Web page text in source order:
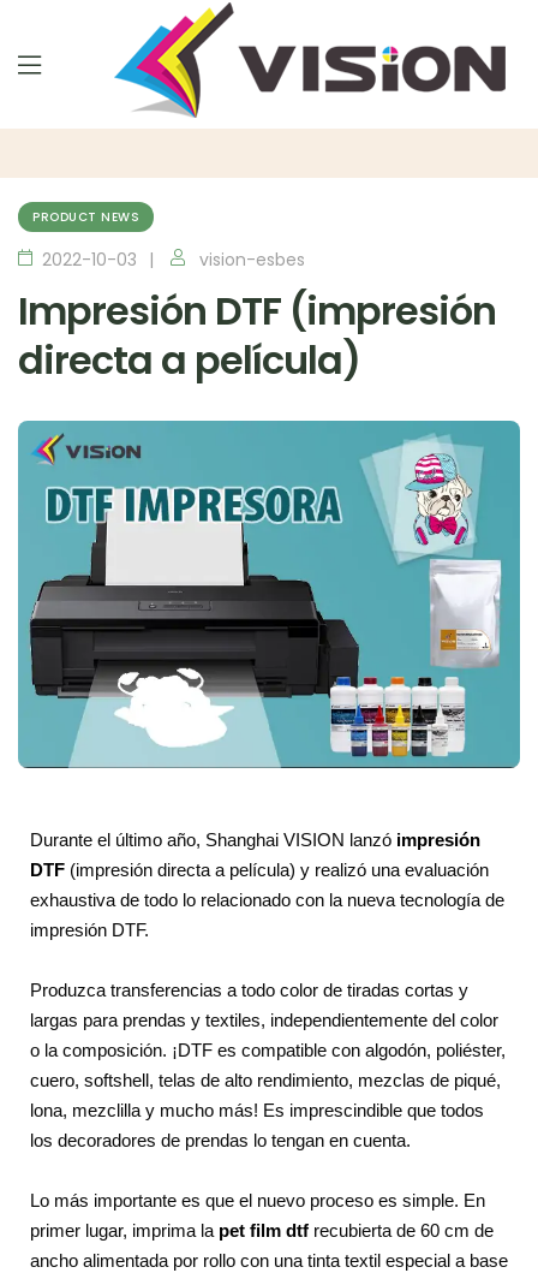
PRODUCT NEWS
2022-10-03 vision-esbes
Impresión DTF (impresión
directa a película)
Durante el último año, Shanghai VISION lanzó impresión
DTF (impresión directa a película) y realizó una evaluación
exhaustiva de todo lo relacionado con la nueva tecnología de
impresión DTF.
Produzca transferencias a todo color de tiradas cortas y
largas para prendas y textiles, independientemente del color
o la composición. ¡DTF es compatible con algodón, poliéster,
cuero, softshell, telas de alto rendimiento, mezclas de piqué,
lona, mezclilla y mucho más! Es imprescindible que todos
los decoradores de prendas lo tengan en cuenta.
Lo más importante es que el nuevo proceso es simple. En
primer lugar, imprima la pet film dtf recubierta de 60 cm de
ancho alimentada por rollo con una tinta textil especial a base